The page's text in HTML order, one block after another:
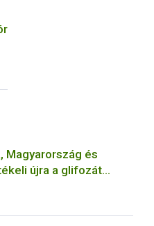
Magyarország és
újra a glifozát